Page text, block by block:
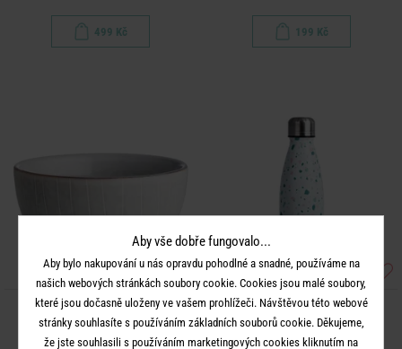
499 Kč 199 Kč
HENLEY
Mistička na dip 200 ml
TO GO
Termoska 0,5 l - mix
Aby vše dobře fungovalo...
Aby bylo nakupování u nás opravdu pohodlné a snadné, používáme na
našich webových stránkách soubory cookie. Cookies jsou malé soubory,
které jsou dočasně uloženy ve vašem prohlížeči. Návštěvou této webové
stránky souhlasíte s používáním základních souborů cookie. Děkujeme,
že jste souhlasili s používáním marketingových cookies kliknutím na